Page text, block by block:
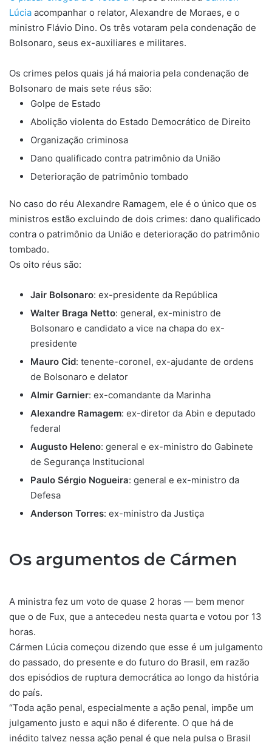
Lúcia acompanhar o relator, Alexandre de Moraes, e o
ministro Flávio Dino. Os três votaram pela condenação de
Bolsonaro, seus ex-auxiliares e militares.
Os crimes pelos quais já há maioria pela condenação de
Bolsonaro de mais sete réus são:
Golpe de Estado
Abolição violenta do Estado Democrático de Direito
Organização criminosa
Dano qualificado contra patrimônio da União
Deterioração de patrimônio tombado
No caso do réu Alexandre Ramagem, ele é o único que os
ministros estão excluindo de dois crimes: dano qualificado
contra o patrimônio da União e deterioração do patrimônio
tombado.
Os oito réus são:
Jair Bolsonaro: ex-presidente da República
Walter Braga Netto: general, ex-ministro de
Bolsonaro e candidato a vice na chapa do ex-
presidente
Mauro Cid: tenente-coronel, ex-ajudante de ordens
de Bolsonaro e delator
Almir Garnier: ex-comandante da Marinha
Alexandre Ramagem: ex-diretor da Abin e deputado
federal
Augusto Heleno: general e ex-ministro do Gabinete
de Segurança Institucional
Paulo Sérgio Nogueira: general e ex-ministro da
Defesa
Anderson Torres: ex-ministro da Justiça
Os argumentos de Cármen
A ministra fez um voto de quase 2 horas — bem menor
que o de Fux, que a antecedeu nesta quarta e votou por 13
horas.
Cármen Lúcia começou dizendo que esse é um julgamento
do passado, do presente e do futuro do Brasil, em razão
dos episódios de ruptura democrática ao longo da história
do país.
“Toda ação penal, especialmente a ação penal, impõe um
julgamento justo e aqui não é diferente. O que há de
inédito talvez nessa ação penal é que nela pulsa o Brasil